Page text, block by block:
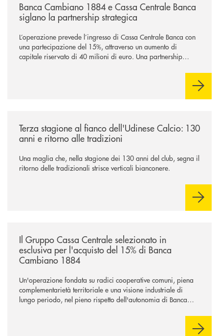
Banca Cambiano 1884 e Cassa Centrale Banca
siglano la partnership strategica
L’operazione prevede l’ingresso di Cassa Centrale Banca con
una partecipazione del 15%, attraverso un aumento di
capitale riservato di 40 milioni di euro. Una partnership
comuni e sulla prossimità ai territori, per ampliare l’offerta e
Terza stagione al fianco dell'Udinese Calcio: 130
anni e ritorno alle tradizioni
Una maglia che, nella stagione dei 130 anni del club, segna il
ritorno delle tradizionali strisce verticali bianconere.
Il Gruppo Cassa Centrale selezionato in
esclusiva per l'acquisto del 15% di Banca
Cambiano 1884
Un'operazione fondata su radici cooperative comuni, piena
complementarietà territoriale e una visione industriale di
lungo periodo, nel pieno rispetto dell'autonomia di Banca
negoziazione esclusiva per la finalizzazione dell’operazione.